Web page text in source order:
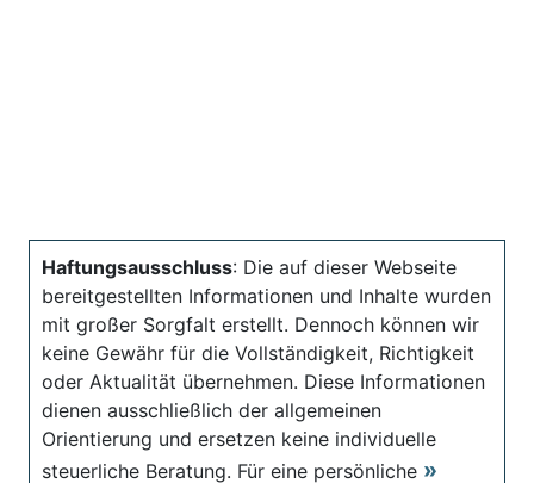
Haftungsausschluss: Die auf dieser Webseite
bereitgestellten Informationen und Inhalte wurden
mit großer Sorgfalt erstellt. Dennoch können wir
keine Gewähr für die Vollständigkeit, Richtigkeit
oder Aktualität übernehmen. Diese Informationen
dienen ausschließlich der allgemeinen
Orientierung und ersetzen keine individuelle
steuerliche Beratung. Für eine persönliche